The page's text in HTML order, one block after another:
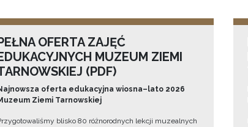
OFERTA ZAJĘĆ
MUZEUM ZIEMI
(PDF)
oferta edukacyjna wiosna–lato 2026
Ziemi Tarnowskiej
blisko 80 różnorodnych lekcji muzealnych